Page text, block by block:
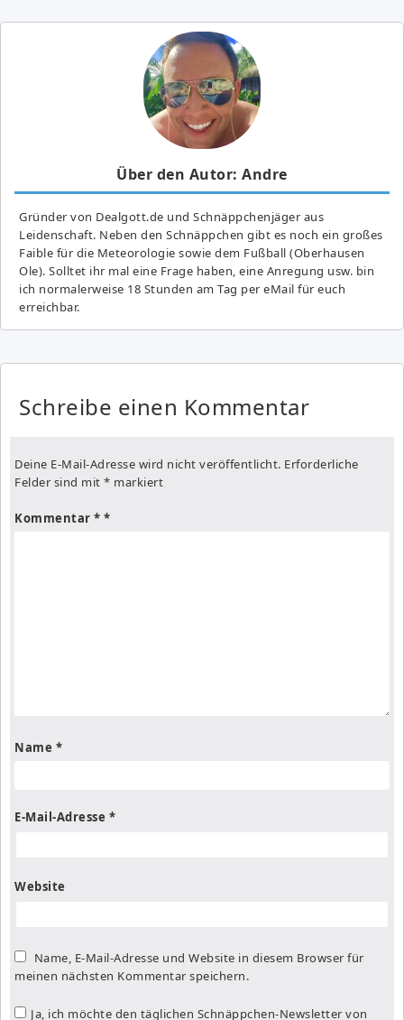
Über den Autor: Andre
Gründer von Dealgott.de und Schnäppchenjäger aus
Leidenschaft. Neben den Schnäppchen gibt es noch ein großes
Fai­ble für die Meteorologie sowie dem Fußball (Oberhausen
Ole). Solltet ihr mal eine Frage haben, eine Anregung usw. bin
ich normalerweise 18 Stunden am Tag per eMail für euch
erreichbar.
Schreibe einen Kommentar
Deine E-Mail-Adresse wird nicht veröffentlicht. Erforderliche
Felder sind mit * markiert
Kommentar *
Name *
E-Mail-Adresse *
Website
Name, E-Mail-Adresse und Website in diesem Browser für
meinen nächsten Kommentar speichern.
Ja, ich möchte den täglichen Schnäppchen-Newsletter von